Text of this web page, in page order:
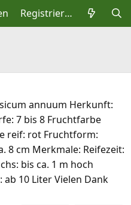
Registrieren
annuum Herkunft:
7 bis 8 Fruchtfarbe
reif: rot Fruchtform:
8 cm Merkmale: Reifezeit:
bis ca. 1 m hoch
10 Liter Vielen Dank